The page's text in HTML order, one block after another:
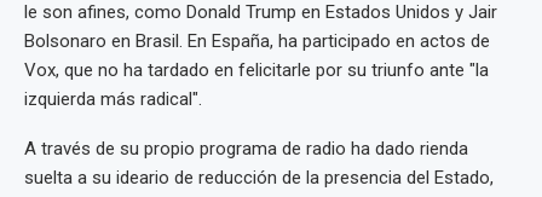
le son afines, como Donald Trump en Estados Unidos y Jair
Bolsonaro en Brasil. En España, ha participado en actos de
Vox, que no ha tardado en felicitarle por su triunfo ante "la
izquierda más radical".
A través de su propio programa de radio ha dado rienda
suelta a su ideario de reducción de la presencia del Estado,